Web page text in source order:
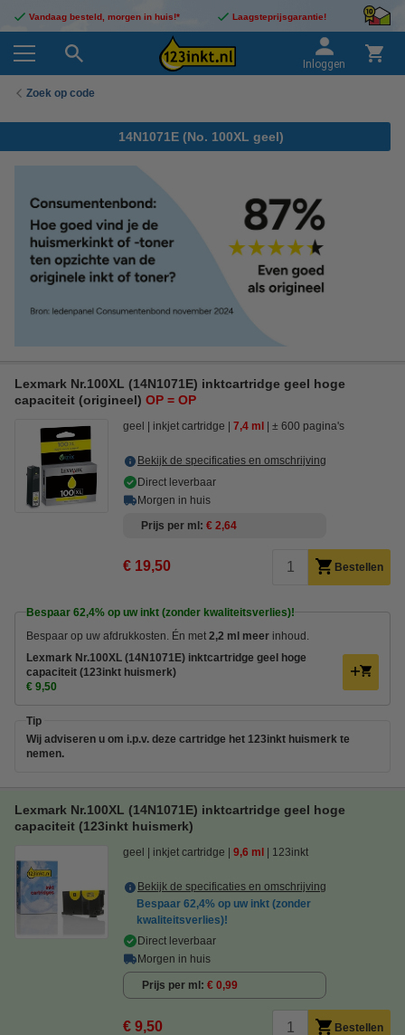
Vandaag besteld, morgen in huis!* Laagsteprijsgarantie!
Inloggen
Zoek op code
14N1071E (No. 100XL geel)
Lexmark Nr.100XL (14N1071E) inktcartridge geel hoge
capaciteit (origineel) OP = OP
geel inkjet cartridge 7,4 ml ± 600 pagina's
Bekijk de specificaties en omschrijving
Direct leverbaar
Morgen in huis
Prijs per ml
€ 2,64
€ 19,50 Bestellen
Bespaar 62,4% op uw inkt (zonder kwaliteitsverlies)!
Bespaar op uw afdrukkosten. Én met 2,2 ml meer inhoud.
Lexmark Nr.100XL (14N1071E) inktcartridge geel hoge
capaciteit (123inkt huismerk)
€ 9,50
Tip
Wij adviseren u om i.p.v. deze cartridge het 123inkt huismerk te
nemen.
Lexmark Nr.100XL (14N1071E) inktcartridge geel hoge
capaciteit (123inkt huismerk)
geel inkjet cartridge 9,6 ml 123inkt
Bekijk de specificaties en omschrijving
Bespaar 62,4% op uw inkt (zonder
kwaliteitsverlies)!
Direct leverbaar
Morgen in huis
Prijs per ml € 0,99
€ 9,50 Bestellen